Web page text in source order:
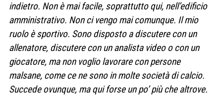
indietro. Non è mai facile, soprattutto qui, nell’edificio
amministrativo. Non ci vengo mai comunque. Il mio
ruolo è sportivo. Sono disposto a discutere con un
allenatore, discutere con un analista video o con un
giocatore, ma non voglio lavorare con persone
malsane, come ce ne sono in molte società di calcio.
Succede ovunque, ma qui forse un po’ più che altrove.